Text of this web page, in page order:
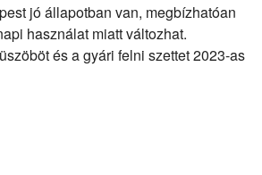
jó állapotban van, megbízhatóan
használat miatt változhat.
és a gyári felni szettet 2023-as